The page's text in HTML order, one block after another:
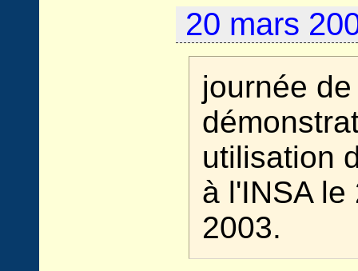
20 mars
journée de
utilisation
à l'INSA le
2003.